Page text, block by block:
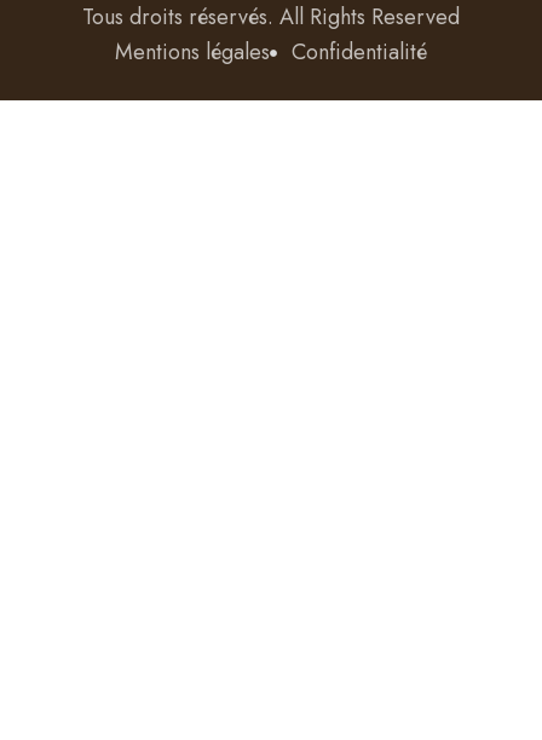
Tous droits réservés. All Rights Reserved
Mentions légales
Confidentialité